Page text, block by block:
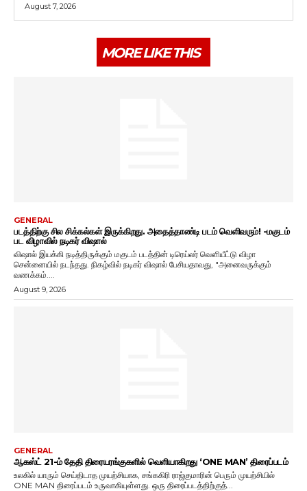
August 7, 2026
MORE LIKE THIS
GENERAL
படத்திற்கு சில சிக்கல்கள் இருக்கிறது. அதைத்தாண்டி படம் வெளிவரும்! -மகுடம்
பட விழாவில் நடிகர் விஷால்
விஷால் இயக்கி நடித்திருக்கும் மகுடம் படத்தின் டிரெய்லர் வெளியீட்டு விழா
சென்னையில் நடந்தது. நிகழ்வில் நடிகர் விஷால் பேசியதாவது, "அனைவருக்கும்
வணக்கம்....
August 9, 2026
GENERAL
ஆகஸ்ட் 21-ம் தேதி திரையரங்குகளில் வெளியாகிறது ‘ONE MAN’ திரைப்படம்
உலகில் யாரும் செய்திடாத முயற்சியாக, சங்ககிரி ராஜ்குமாரின் பெரும் முயற்சியில்
ONE MAN திரைப்படம் உருவாகியுள்ளது. ஒரு திரைப்படத்திற்குத்...